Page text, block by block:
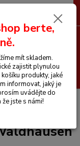
Hledat
0 Kč
Čabraka Competiton
berte,
mít skladem.
zajistit plynulou
produkty, jaké
informovat, jaký je
uvádějte do
jste s námi!